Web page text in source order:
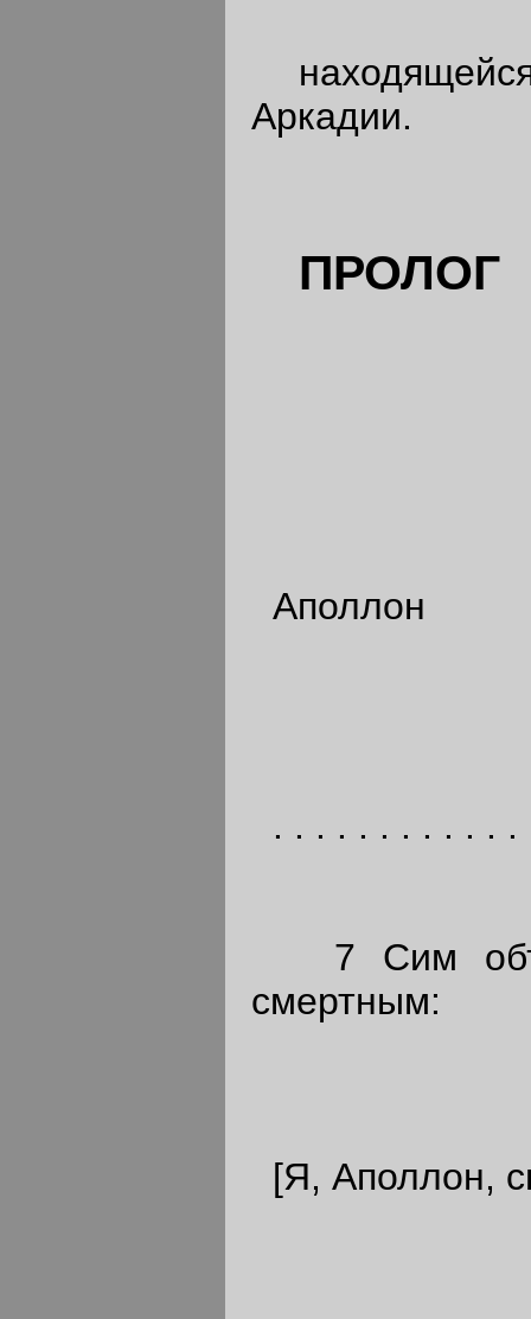
Аркадии.
ПРОЛОГ
Аполлон
. . . . . . . . . . . .
7 Сим
смертным:
[Я, Аполлон,